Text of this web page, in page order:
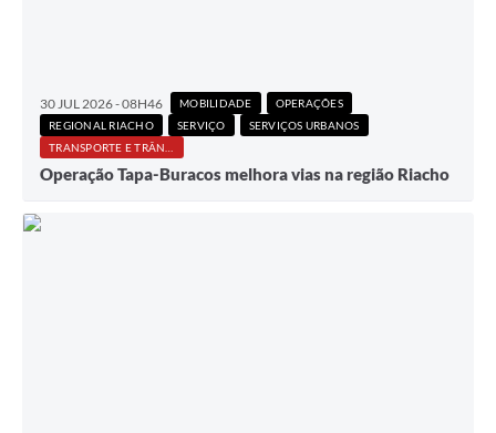
30 JUL 2026 - 08H46 MOBILIDADE
OPERAÇÕES
REGIONAL RIACHO
SERVIÇO
SERVIÇOS URBANOS
Operação Tapa-Buracos melhora vias na região Riacho